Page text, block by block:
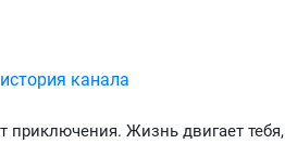
история канала
приключения. Жизнь двигает